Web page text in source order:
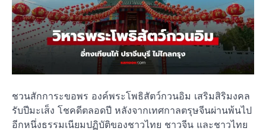
ชวนสักการะขอพร องค์พระโพธิสัตว์กวนอิม เสริมสิริมงคล
รับปีมะเส็ง โชคดีตลอดปี หลังจากเทศกาลตรุษจีนผ่านพ้นไป
อีกหนึ่งธรรมเนียมปฏิบัติของชาวไทย ชาวจีน และชาวไทย